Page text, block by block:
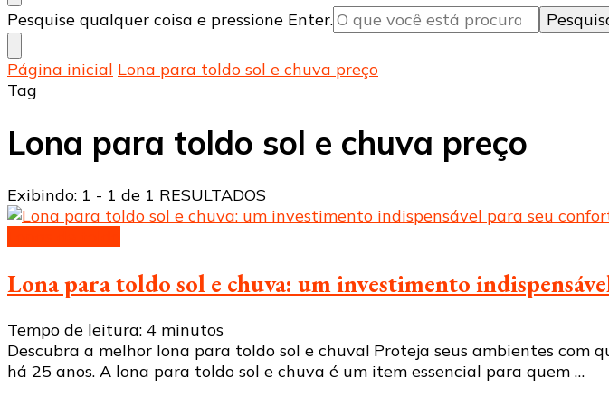
Procurando
algo?
Pesquise qualquer coisa e pressione Enter.
Página inicial Lona para toldo sol e chuva preço
Tag
Lona para toldo sol e chuva preço
Exibindo: 1 - 1 de 1 RESULTADOS
Lona para toldo sol e chuva: um investimento
Tempo de leitura: 4 minutos
Descubra a melhor lona para toldo sol e chuva! Proteja seus ambientes com
há 25 anos. A lona para toldo sol e chuva é um item essencial para quem …